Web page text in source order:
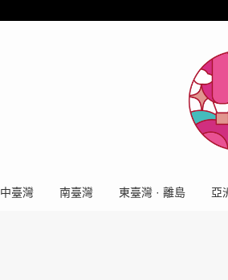
中臺灣 南臺灣 東臺灣 · 離島 亞